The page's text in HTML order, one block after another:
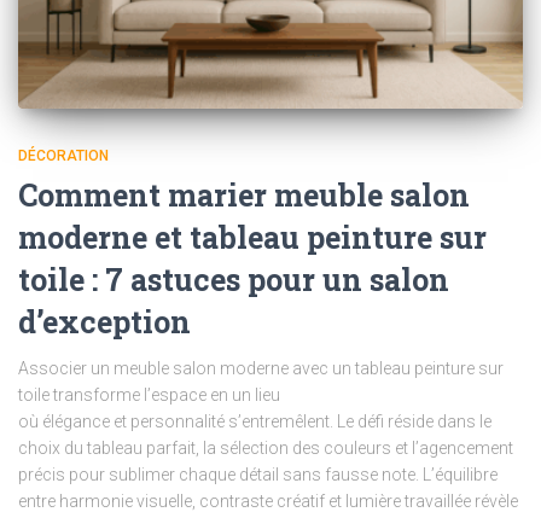
DÉCORATION
Comment marier meuble salon
moderne et tableau peinture sur
toile : 7 astuces pour un salon
d’exception
Associer un meuble salon moderne avec un tableau peinture sur
toile transforme l’espace en un lieu
où élégance et personnalité s’entremêlent. Le défi réside dans le
choix du tableau parfait, la sélection des couleurs et l’agencement
précis pour sublimer chaque détail sans fausse note. L’équilibre
entre harmonie visuelle, contraste créatif et lumière travaillée révèle